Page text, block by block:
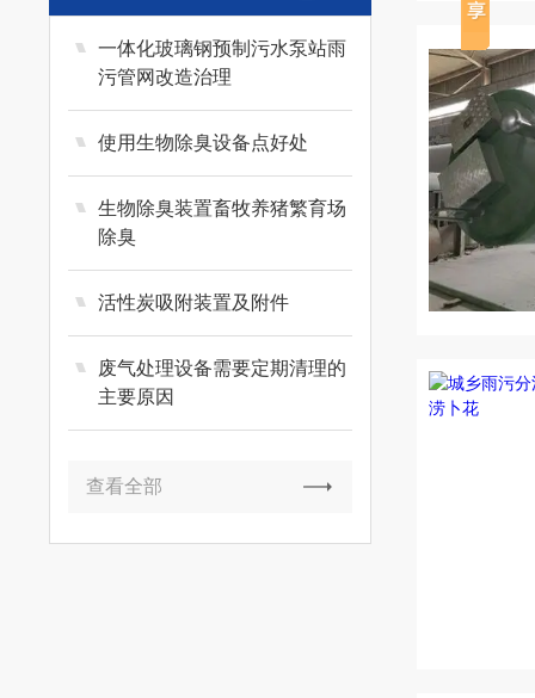
一体化玻璃钢预制污水泵站雨
污管网改造治理
使用生物除臭设备点好处
生物除臭装置畜牧养猪繁育场
除臭
活性炭吸附装置及附件
废气处理设备需要定期清理的
主要原因
查看全部